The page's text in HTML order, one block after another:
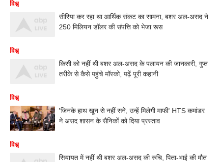
विश्व
सीरिया कर रहा था आर्थिक संकट का सामना, बशर अल-असद ने
250 मिलियन डॉलर की संपत्ति को भेजा रूस
विश्व
किसी को नहीं थी बशर अल-असद के पलायन की जानकारी, गुप्त
तरीके से कैसे पहुंचे मॉस्को, पढ़ें पूरी कहानी
विश्व
'जिनके हाथ खून से नहीं सने, उन्हें मिलेगी माफी' HTS कमांडर
ने असद शासन के सैनिकों को दिया प्रस्ताव
विश्व
सियायत में नहीं थी बशर अल-असद की रुचि, पिता-भाई की मौत